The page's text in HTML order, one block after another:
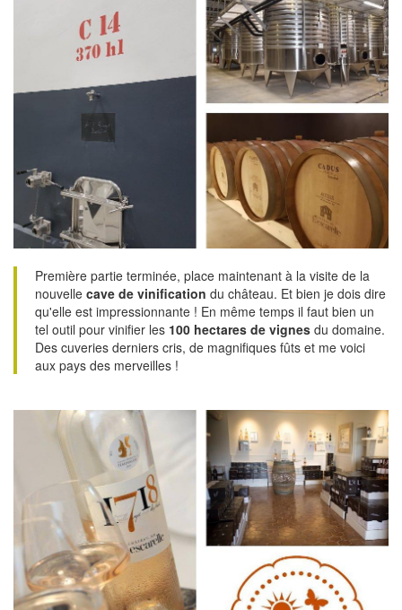
Première partie terminée, place maintenant à la visite de la
nouvelle cave de vinification du château. Et bien je dois dire
qu'elle est impressionnante ! En même temps il faut bien un
tel outil pour vinifier les 100 hectares de vignes du domaine.
Des cuveries derniers cris, de magnifiques fûts et me voici
aux pays des merveilles !